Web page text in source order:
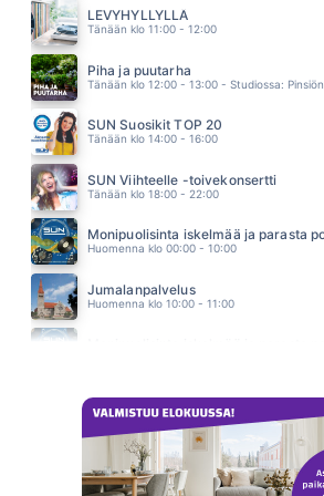
MARISKA
22.10
JENNIFER LOPEZ
22.05
LEVYHYLLYLLÄ
Tänään klo 11:00 - 12:00
Piha ja puutarha
Tänään klo 12:00 - 13:00 - Studiossa:
SUN Suosikit TOP 20
Tänään klo 14:00 - 16:00
SUN Viihteelle -toivekonsertti
Tänään klo 18:00 - 22:00
Monipuolisinta iskelmää ja parasta
Huomenna klo 00:00 - 10:00
Jumalanpalvelus
Huomenna klo 10:00 - 11:00